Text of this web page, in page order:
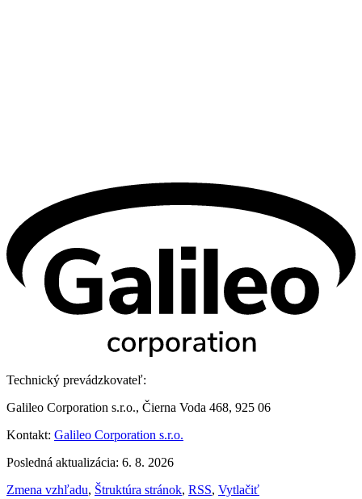
Technický prevádzkovateľ:
Galileo Corporation s.r.o., Čierna Voda 468, 925 06
Kontakt: Galileo Corporation s.r.o.
Posledná aktualizácia: 6. 8. 2026
Zmena vzhľadu, Štruktúra stránok, RSS, Vytlačiť